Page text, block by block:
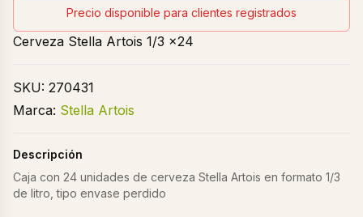
Precio disponible para clientes registrados
Cerveza Stella Artois 1/3 x24
SKU: 270431
Marca: Stella Artois
Descripción
Caja con 24 unidades de cerveza Stella Artois en formato 1/3
de litro, tipo envase perdido